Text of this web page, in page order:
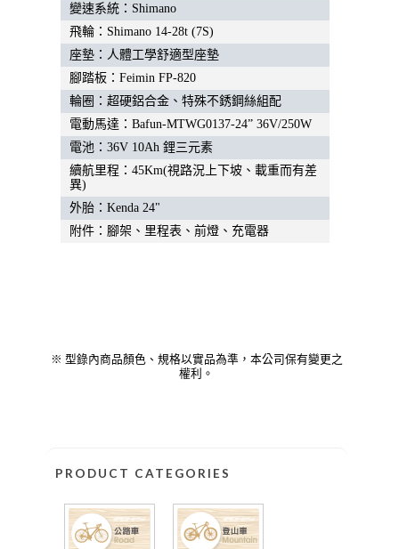
變速系統：Shimano
飛輪：Shimano 14-28t (7S)
座墊：人體工學舒適型座墊
腳踏板：Feimin FP-820
輪圈：超硬鋁合金、特殊不銹鋼絲組配
電動馬達：Bafun-MTWG0137-24” 36V/250W
電池：36V 10Ah 鋰三元素
續航里程：45Km(視路況上下坡、載重而有差
異)
外胎：Kenda 24"
附件：腳架、里程表、前燈、充電器
※ 型錄內商品顏色、規格以實品為準，本公司保有變更之
權利。
PRODUCT CATEGORIES